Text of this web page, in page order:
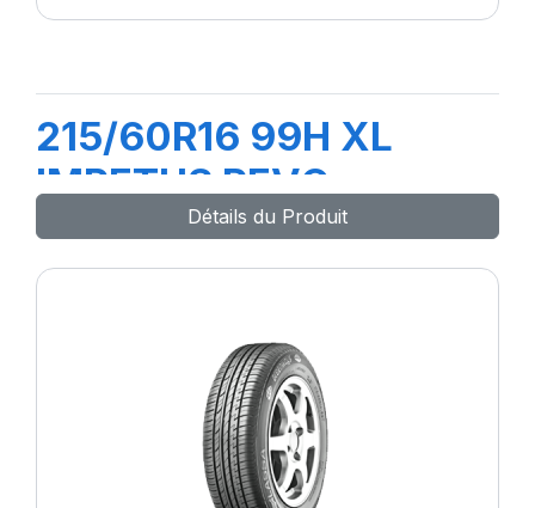
215/60R16 99H XL
IMPETUS REVO
Détails du Produit